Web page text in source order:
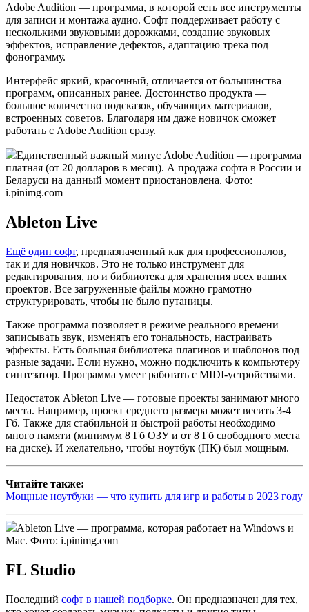
Adobe Audition — программа, в которой есть все инструменты
для записи и монтажа аудио. Софт поддерживает работу с
несколькими звуковыми дорожками, создание звуковых
эффектов, исправление дефектов, адаптацию трека под
фонограмму.
Интерфейс яркий, красочный, отличается от большинства
программ, описанных ранее. Достоинство продукта —
большое количество подсказок, обучающих материалов,
встроенных советов. Благодаря им даже новичок сможет
работать с Adobe Audition сразу.
Единственный важный минус Adobe Audition — программа
платная (от 20 долларов в месяц). А продажа софта в России и
Беларуси на данный момент приостановлена. Фото:
i.pinimg.com
Ableton Live
Ещё один софт, предназначенный как для профессионалов,
так и для новичков. Это не только инструмент для
редактирования, но и библиотека для хранения всех ваших
проектов. Все загруженные файлы можно грамотно
структурировать, чтобы не было путаницы.
Также программа позволяет в режиме реального времени
записывать звук, изменять его тональность, настраивать
эффекты. Есть большая библиотека плагинов и шаблонов под
разные задачи. Если нужно, можно подключить к компьютеру
синтезатор. Программа умеет работать с MIDI-устройствами.
Недостаток Ableton Live — готовые проекты занимают много
места. Например, проект среднего размера может весить 3-4
Гб. Также для стабильной и быстрой работы необходимо
много памяти (минимум 8 Гб ОЗУ и от 8 Гб свободного места
на диске). И желательно, чтобы ноутбук (ПК) был мощным.
Читайте также:
Мощные ноутбуки — что купить для игр и работы в 2023 году
Ableton Live — программа, которая работает на Windows и
Mac. Фото: i.pinimg.com
FL Studio
Последний софт в нашей подборке. Он предназначен для тех,